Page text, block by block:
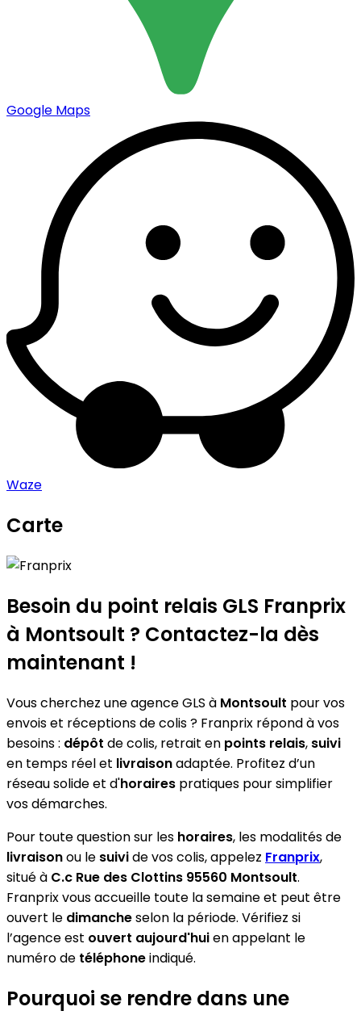
Google Maps
Waze
Carte
+
−
Besoin du point relais GLS Franprix
à Montsoult ? Contactez-la dès
maintenant !
Vous cherchez une agence GLS à Montsoult pour vos
envois et réceptions de colis ? Franprix répond à vos
besoins : dépôt de colis, retrait en points relais, suivi
en temps réel et livraisonadaptée. Profitez d’un
réseau solide et d'horaires pratiques pour simplifier
vos démarches.
Pour toute question sur les horaires, les modalités de
livraisonou le suivide vos colis, appelez Franprix,
situé à C.c Rue des Clottins 95560 Montsoult.
Franprix vous accueille toute la semaine et peut être
ouvert le dimancheselon la période. Vérifiez si
l’agence est ouvert aujourd'huien appelant le
numéro de téléphoneindiqué.
Pourquoi se rendre dans une